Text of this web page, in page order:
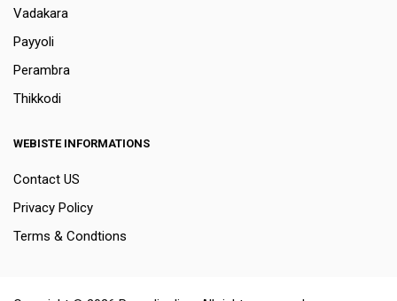
Vadakara
Payyoli
Perambra
Thikkodi
WEBISTE INFORMATIONS
Contact US
Privacy Policy
Terms & Condtions